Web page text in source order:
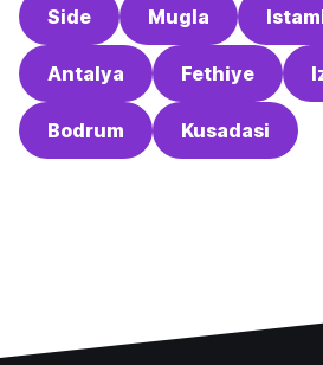
Side Mugla
Antalya Fethiye
Bodrum Kusadasi